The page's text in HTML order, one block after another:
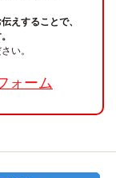
えすることで、
い。
ォーム